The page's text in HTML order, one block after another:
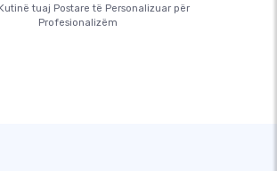
tuaj Postare të Personalizuar për
Profesionalizëm